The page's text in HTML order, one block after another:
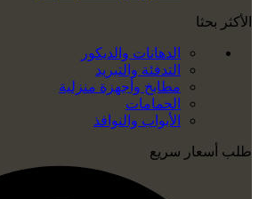
الأكثر بحثا
الدهانات والديكور
التدفئة والتبريد
مطابخ وأجهزة منزلية
الحمامات
الأبواب والنوافذ
طلب أسعار سريع